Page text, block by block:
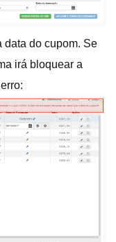
data do cupom. Se
irá bloquear a